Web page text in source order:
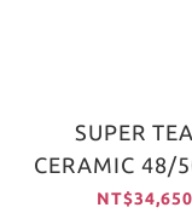
SUPER
CERAMIC 48/50 碟
碳纖波浪框
NT$34,650